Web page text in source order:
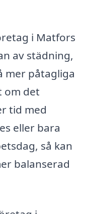
i Matfors
av städning,
mer påtagliga
om det
tid med
eller bara
så kan
balanserad